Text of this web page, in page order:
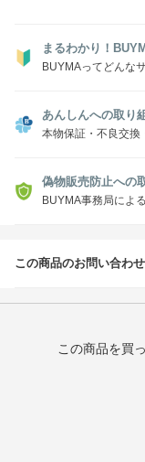
まるわかり！
BUYMAってどんな
あんしんへの取り
本物保証・不良交換
偽物販売防止への
BUYMA事務局によ
この商品のお問い合わせ
この商品を買